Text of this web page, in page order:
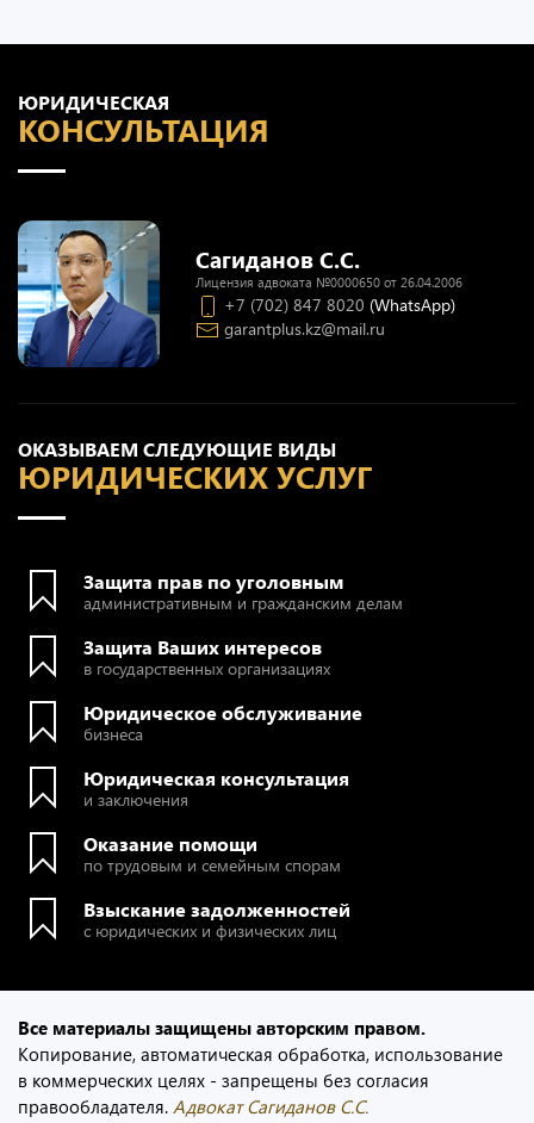
ОКАЗЫВАЕМ СЛЕДУЮЩИЕ ВИДЫ
ЮРИДИЧЕСКИХ УСЛУГ
Защита прав по уголовным
административным и гражданским делам
Защита Ваших интересов
в государственных организациях
Юридическое обслуживание
бизнеса
Юридическая консультация
и заключения
Оказание помощи
по трудовым и семейным спорам
Взыскание задолженностей
с юридических и физических лиц
ЮРИДИЧЕСКАЯ
КОНСУЛЬТАЦИЯ
Сагиданов С.С.
Лицензия адвоката №0000650 от 26.04.2006
+7 (702) 847 8020 (WhatsApp)
garantplus.kz@mail.ru
Все материалы защищены авторским правом.
Копирование, автоматическая обработка, использование
в коммерческих целях - запрещены без согласия
правообладателя. Адвокат Сагиданов С.С.